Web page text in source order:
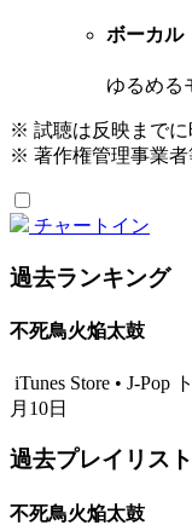
ボーカル
ゆるめる
※ 試聴は反映までに
※ 著作権管理事業者
チャートイン
過去ランキング
不死鳥火焔太鼓
iTunes Store • J-Pop
月10日
過去プレイリス
不死鳥火焔太鼓